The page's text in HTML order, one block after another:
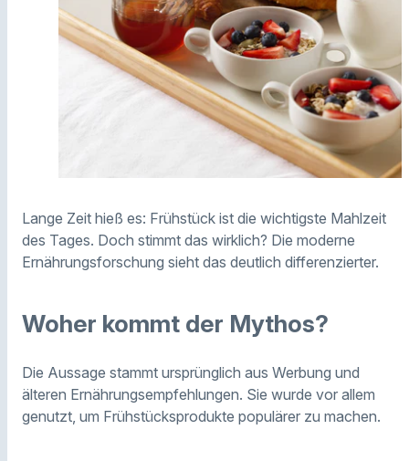
Lange Zeit hieß es: Frühstück ist die wichtigste Mahlzeit
des Tages. Doch stimmt das wirklich? Die moderne
Ernährungsforschung sieht das deutlich differenzierter.
Woher kommt der Mythos?
Die Aussage stammt ursprünglich aus Werbung und
älteren Ernährungsempfehlungen. Sie wurde vor allem
genutzt, um Frühstücksprodukte populärer zu machen.